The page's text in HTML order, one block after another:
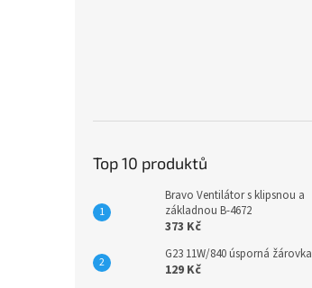
Top 10 produktů
Bravo Ventilátor s klipsnou a
základnou B-4672
373 Kč
G23 11W/840 úsporná žárovka
129 Kč